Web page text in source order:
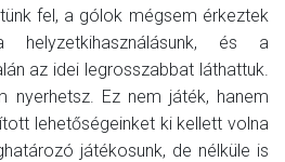
fel, a gólok mégsem érkeztek
és a
az idei legrosszabbat láthattuk.
nyerhetsz. Ez nem játék, hanem
lehetőségeinket ki kellett volna
játékosunk, de nélküle is